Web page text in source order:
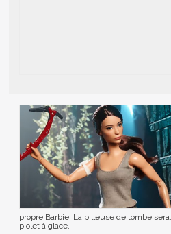
propre Barbie. La pilleuse de tombe
piolet à glace.